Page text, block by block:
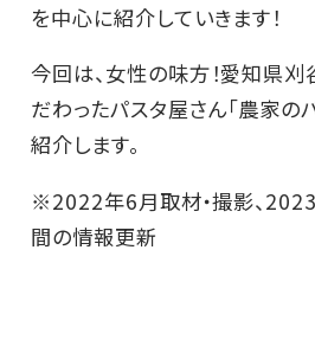
を中心に紹介していきます！
今回は、女性の味方！愛知県
だわったパスタ屋さん「農家の
紹介します。
※2022年6月取材・撮影、
間の情報更新